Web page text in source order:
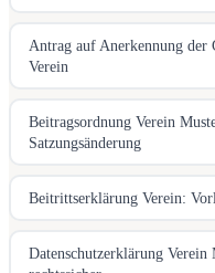
Antrag auf Anerkennung der
Verein
Beitragsordnung Verein
Satzungsänderung
Beitrittserklärung Verein:
Datenschutzerklärung